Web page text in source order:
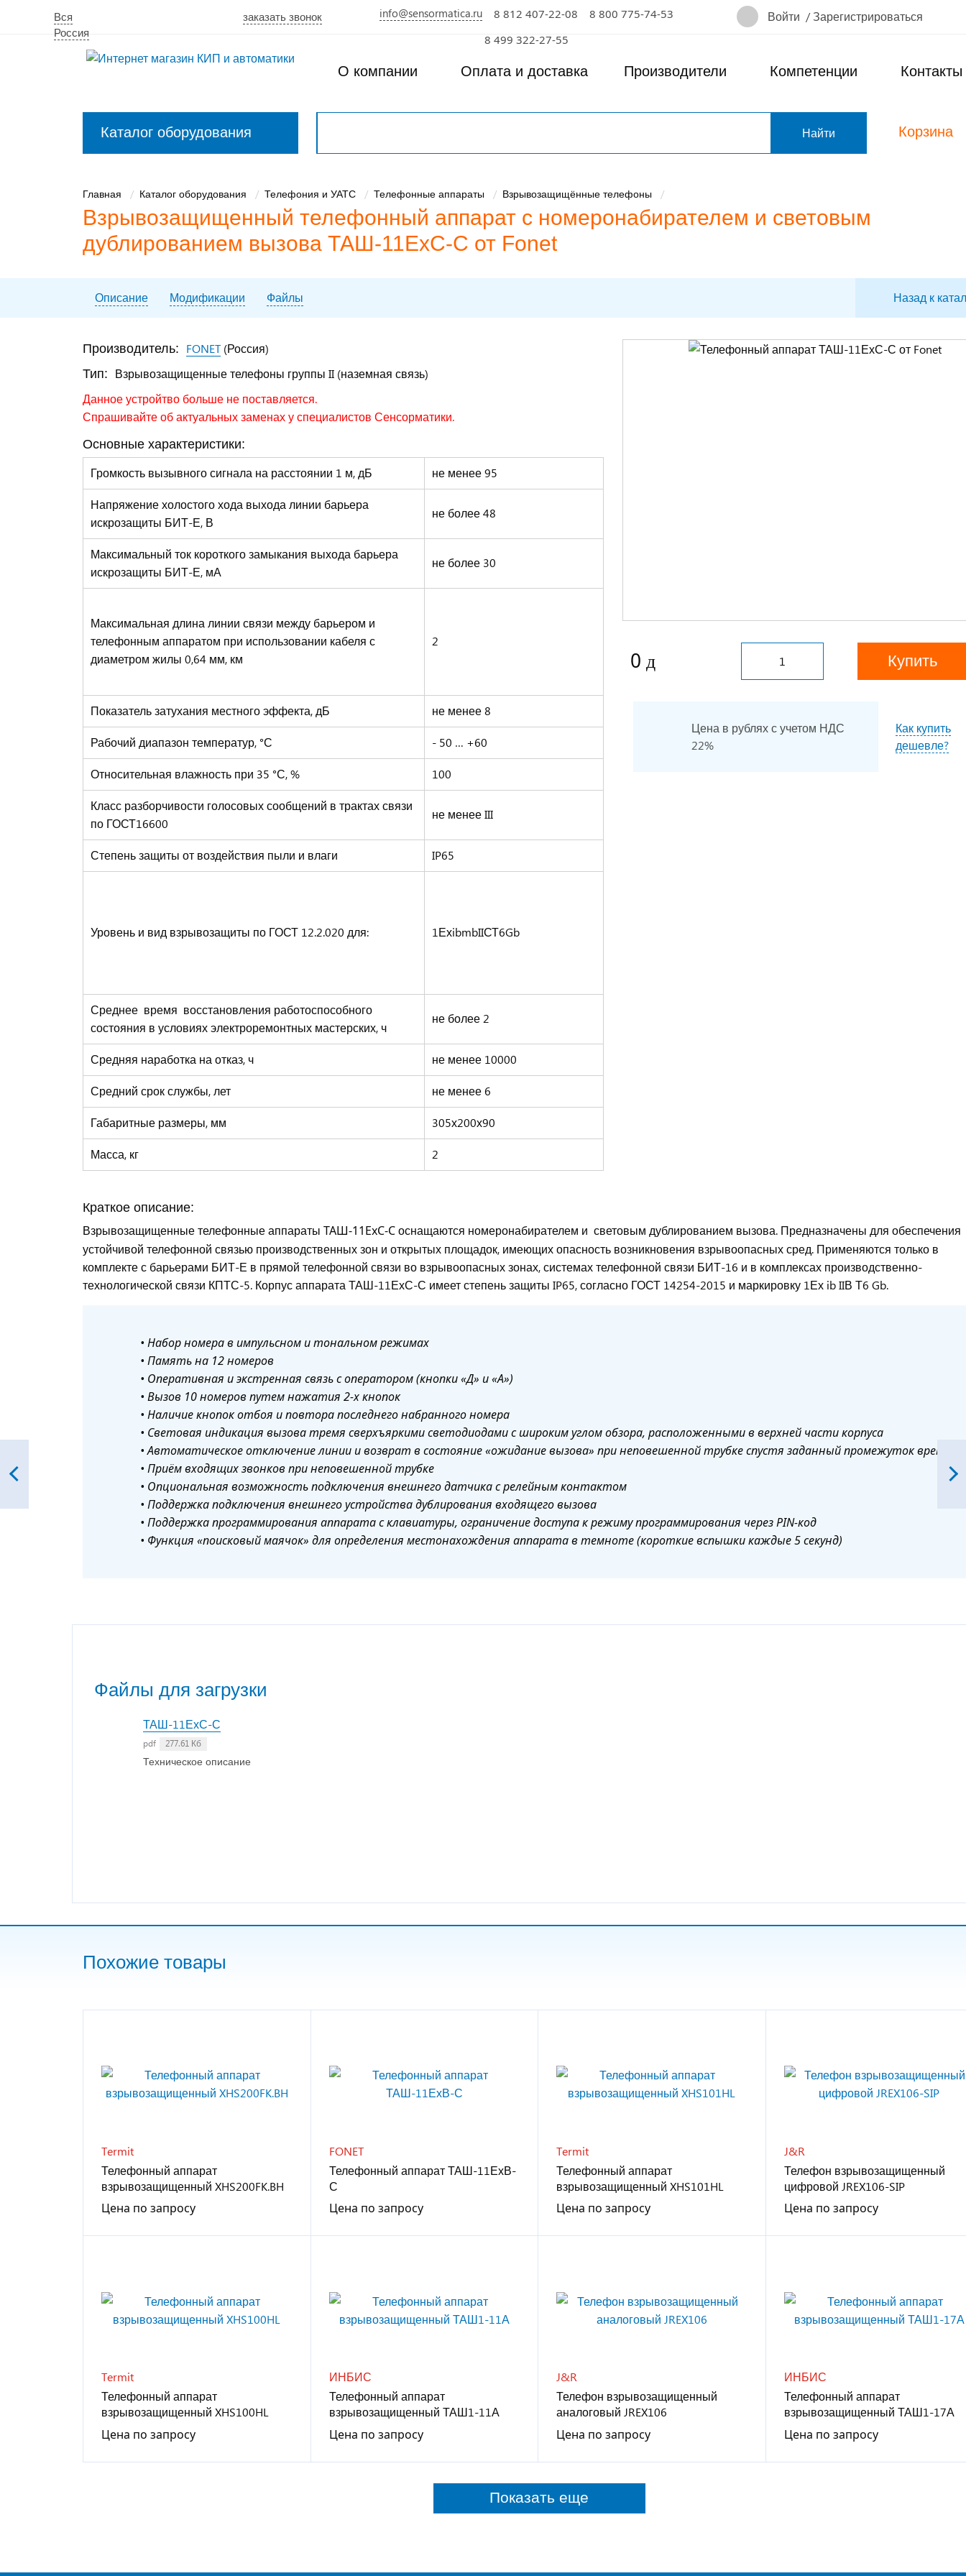
Вся
Россия
заказать звонок info@sensormatica.ru 8 812 407-22-08
8 800 775-74-53
8 499 322-27-55
Войти /Зарегистрироваться
О компании Оплата и доставка Производители Компетенции Контакты
Каталог оборудования Корзина
Главная Каталог оборудования Телефония и УАТС Телефонные аппараты Взрывозащищённые телефоны
Взрывозащищенный телефонный аппарат с номеронабирателем и световым
дублированием вызова ТАШ-11ЕхС-С от Fonet
Описание Модификации Файлы Назад к
0 Купить
Цена в рублях с учетом НДС
22%
Как купить
дешевле?
Производитель: FONET(Россия)
Тип: Взрывозащищенные телефоны группы II (наземная связь)
Данное устройтво больше не поставляется.
Спрашивайте об актуальных заменах у специалистов Сенсорматики.
Основные характеристики:
Громкость вызывного сигнала на расстоянии 1 м, дБ не менее 95
Напряжение холостого хода выхода линии барьера
искрозащиты БИТ-Е, В
не более 48
Максимальный ток короткого замыкания выхода барьера
искрозащиты БИТ-Е, мА
не более 30
Максимальная длина линии связи между барьером и
телефонным аппаратом при использовании кабеля с
диаметром жилы 0,64 мм, км
2
Показатель затухания местного эффекта, дБ не менее 8
Рабочий диапазон температур, °С - 50 … +60
Относительная влажность при 35 °С, % 100
Класс разборчивости голосовых сообщений в трактах связи
по ГОСТ16600
не менее III
Степень защиты от воздействия пыли и влаги IP65
Уровень и вид взрывозащиты по ГОСТ 12.2.020 для: 1ЕхibmbIIСТ6Gb
Среднее время восстановления работоспособного
состояния в условиях электроремонтных мастерских, ч
не более 2
Средняя наработка на отказ, ч не менее 10000
Средний срок службы, лет не менее 6
Габаритные размеры, мм 305х200х90
Масса, кг 2
Краткое описание:
Взрывозащищенные телефонные аппараты ТАШ-11ЕхС-Соснащаются номеронабирателем и световым дублированием вызова. Предназначены для обеспечения
устойчивой телефонной связью производственных зон и открытых площадок, имеющих опасность возникновения взрывоопасных сред. Применяются только в
комплекте с барьерами БИТ-Е в прямой телефонной связи во взрывоопасных зонах, системах телефонной связи БИТ-16 и в комплексах производственно-
технологической связи КПТС-5. Корпус аппарата ТАШ-11ЕхС-С имеет степень защиты IP65, согласно ГОСТ 14254-2015 и маркировку 1Ех ib IIВ Т6 Gb.
• Набор номера в импульсном и тональном режимах
• Память на 12 номеров
• Оперативная и экстренная связь с оператором (кнопки «Д» и «А»)
• Вызов 10 номеров путем нажатия 2-х кнопок
• Наличие кнопок отбоя и повтора последнего набранного номера
• Световая индикация вызова тремя сверхъяркими светодиодами с широким углом обзора, расположенными в верхней части корпуса
• Автоматическое отключение линии и возврат в состояние «ожидание вызова» при неповешенной трубке спустя заданный промежуток времени
• Приём входящих звонков при неповешенной трубке
• Опциональная возможность подключения внешнего датчика с релейным контактом
• Поддержка подключения внешнего устройства дублирования входящего вызова
• Поддержка программирования аппарата с клавиатуры, ограничение доступа к режиму программирования через PIN-код
• Функция «поисковый маячок» для определения местонахождения аппарата в темноте (короткие вспышки каждые 5 секунд)
Файлы для загрузки
ТАШ-11ЕхС-С
pdf 277.61 Кб
Техническое описание
Похожие товары
Termit
Телефонный аппарат
взрывозащищенный XHS200FK.BH
Цена по запросу
FONET
Телефонный аппарат ТАШ-11ЕхВ-
С
Цена по запросу
Termit
Телефонный аппарат
взрывозащищенный XHS101HL
Цена по запросу
J&R
Телефон взрывозащищенный
цифровой JREX106-SIP
Цена по запросу
Termit
Телефонный аппарат
взрывозащищенный XHS100HL
Цена по запросу
ИНБИС
Телефонный аппарат
взрывозащищенный ТАШ1-11А
Цена по запросу
J&R
Телефон взрывозащищенный
аналоговый JREX106
Цена по запросу
ИНБИС
Телефонный аппарат
взрывозащищенный ТАШ1-17А
Цена по запросу
Показать еще